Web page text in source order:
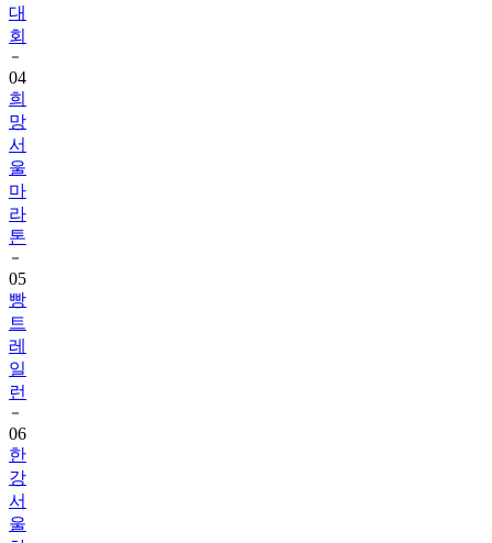
대
회
04
희
망
서
울
마
라
톤
05
빵
트
레
일
런
06
한
강
서
울